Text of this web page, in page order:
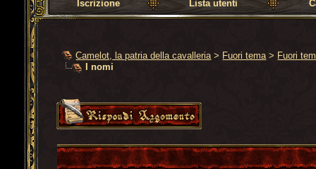
Iscrizione Lista utenti
Camelot, la patria della cavalleria > Fuori tema > Fuori
I nomi